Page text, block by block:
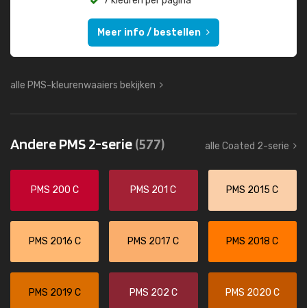
Meer info / bestellen
alle PMS-kleurenwaaiers bekijken
Andere PMS 2-serie(577) alle Coated 2-serie
PMS 200 C PMS 201 C PMS 2015 C
PMS 2016 C PMS 2017 C PMS 2018 C
PMS 2019 C PMS 202 C PMS 2020 C